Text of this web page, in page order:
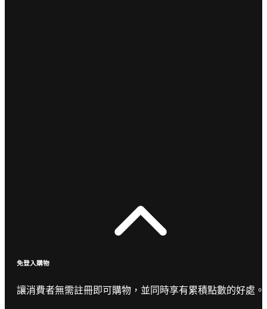
免登入購物
讓消費者無需註冊即可購物，並同時享有累積點數的好處。